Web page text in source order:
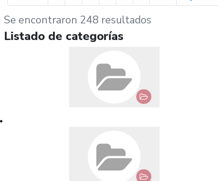
Se encontraron 248 resultados
Listado de categorías